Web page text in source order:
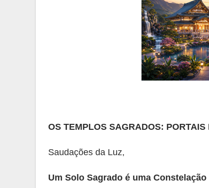
OS TEMPLOS SAGRADOS:
Saudações da Luz,
Um Solo Sagrado é uma